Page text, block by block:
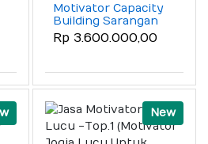
Motivator Capacity
Building Sarangan
Magetan, (Bimtek
Diklat ASN)
Rp 3.600.000,00
New